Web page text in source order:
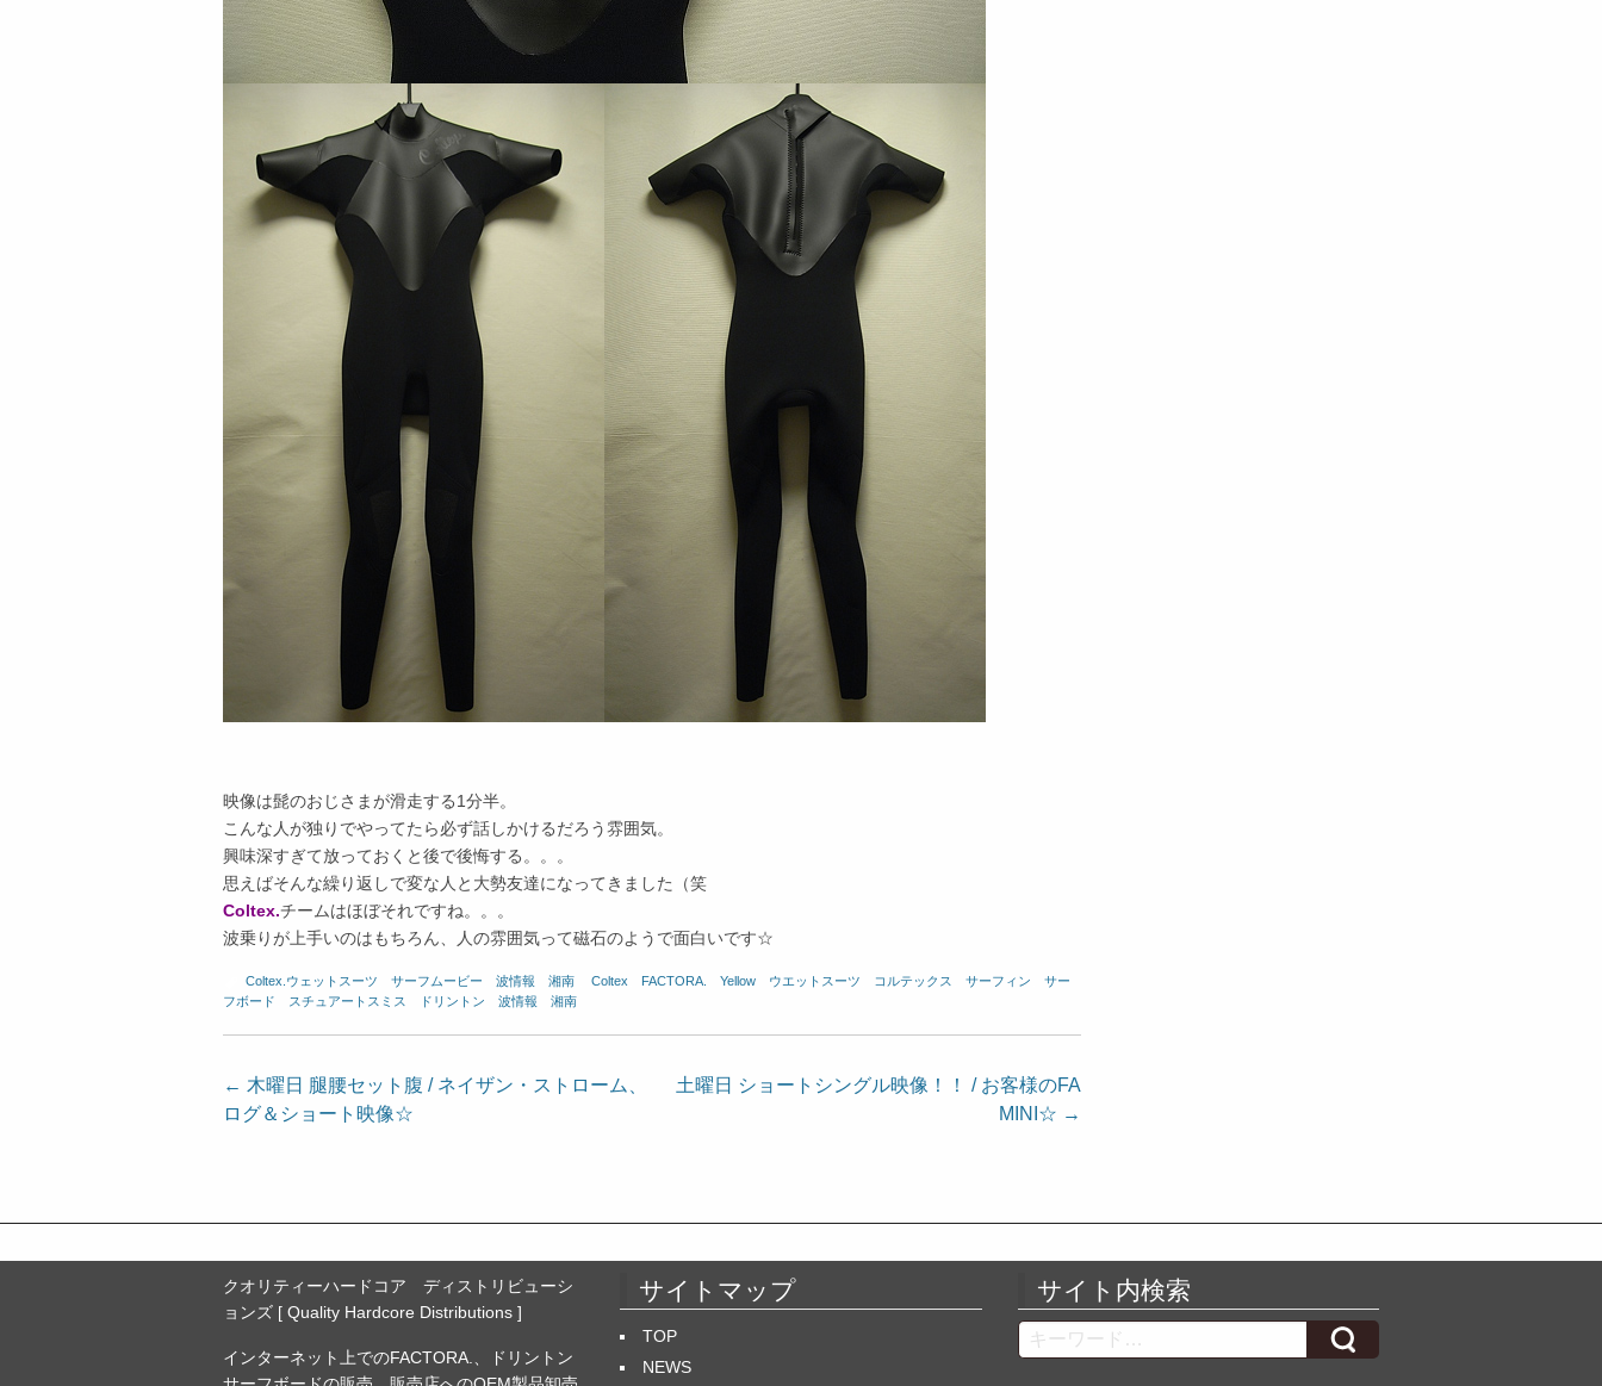
映像は髭のおじさまが滑走する1分半。
こんな人が独りでやってたら必ず話しかけるだろう雰囲気。
興味深すぎて放っておくと後で後悔する。。。
思えばそんな繰り返しで変な人と大勢友達になってきました（笑
Coltex.チームはほぼそれですね。。。
波乗りが上手いのはもちろん、人の雰囲気って磁石のようで面白いです☆
Coltex.ウェットスーツ サーフムービー 波情報 湘南 Coltex FACTORA. Yellow ウエットスーツ コルテックス サーフィン
サー
フボード
スチュアートスミス ドリントン 波情報 湘南
投
稿
ゲ
ー
シ
ン
← 木曜日 腿腰セット腹 / ネイザン・ストローム、
ログ＆ショート映像☆
土曜日 ショートシングル映像！！ / お客様のFA
MINI☆ →
クオリティーハードコア ディストリビューシ
ョンズ [ Quality Hardcore Distributions ]
インターネット上でのFACTORA.、ドリントン
サイトマップ
TOP
NEWS
サイト内検索
Search